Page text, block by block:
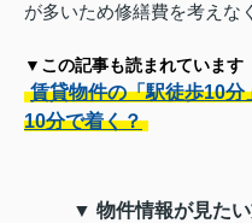
が多いため修繕費を考えな
▼この記事も読まれています
賃貸物件の「駅徒歩10
10分で着く？
▼ 物件情報が見た